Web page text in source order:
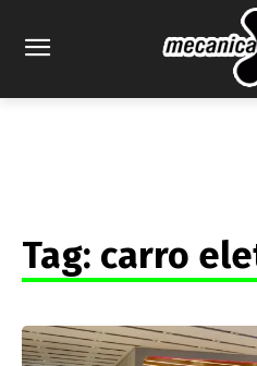
Tag: carro